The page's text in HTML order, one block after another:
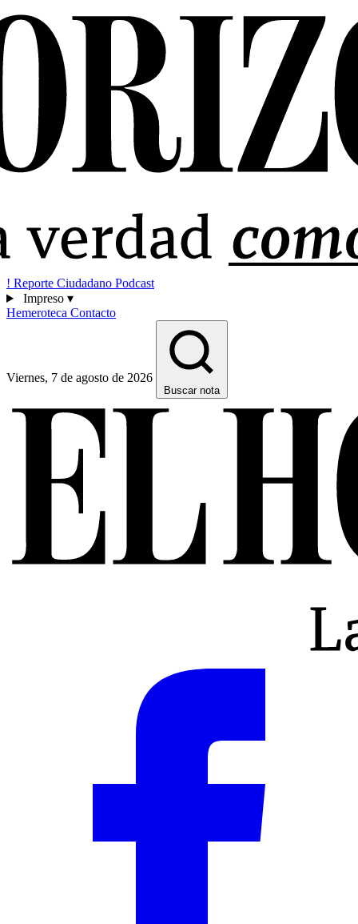
! Reporte Ciudadano Podcast
Impreso ▾
Hemeroteca Contacto
Viernes, 7 de agosto de 2026
Buscar nota